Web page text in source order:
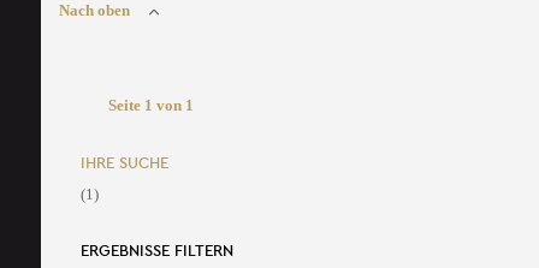
Nach oben
Seite 1 von 1
IHRE SUCHE
(1)
ERGEBNISSE FILTERN